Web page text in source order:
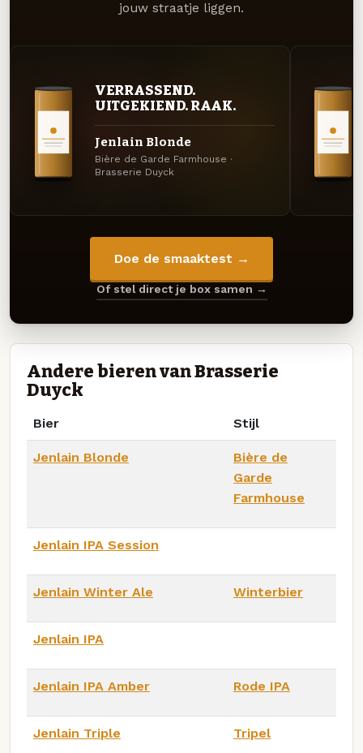
jouw straatje liggen.
VERRASSEND.
UITGEKIEND. RAAK.
Jenlain Blonde
Bière de Garde Farmhouse ·
Brasserie Duyck
Doe de smaaktest →
Of stel direct je box samen →
Andere bieren van Brasserie
Duyck
Bier Stijl
Jenlain Blonde
Bière de
Garde
Farmhouse
Jenlain IPA Session
Jenlain Winter Ale Winterbier
Jenlain IPA
Jenlain IPA Amber Rode IPA
Jenlain Triple Tripel